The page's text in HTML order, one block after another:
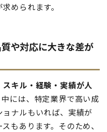
められます。
や対応に大きな差が
スキル・経験・実績が人
中には、特定業界で高い成
ナルもいれば、実績が
もあります。そのため、